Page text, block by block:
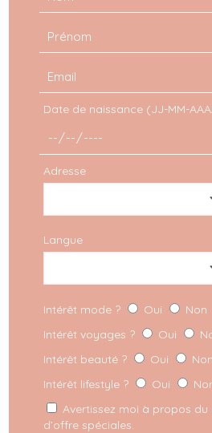
Tendance mode
ma sélection
Date de naissance (JJ-MM-
Adresse
Langue
Intérêt mode ? Oui
Non
Intérêt voyages ?
Oui
Intérêt beauté ?
Oui
Non
Intérêt lifestyle ?
Oui
Avertissez moi à propos
d’offre spéciales.